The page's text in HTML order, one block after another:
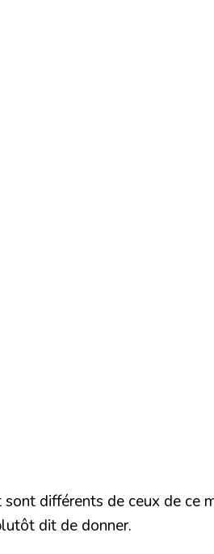
différents de ceux de ce
dit de donner.